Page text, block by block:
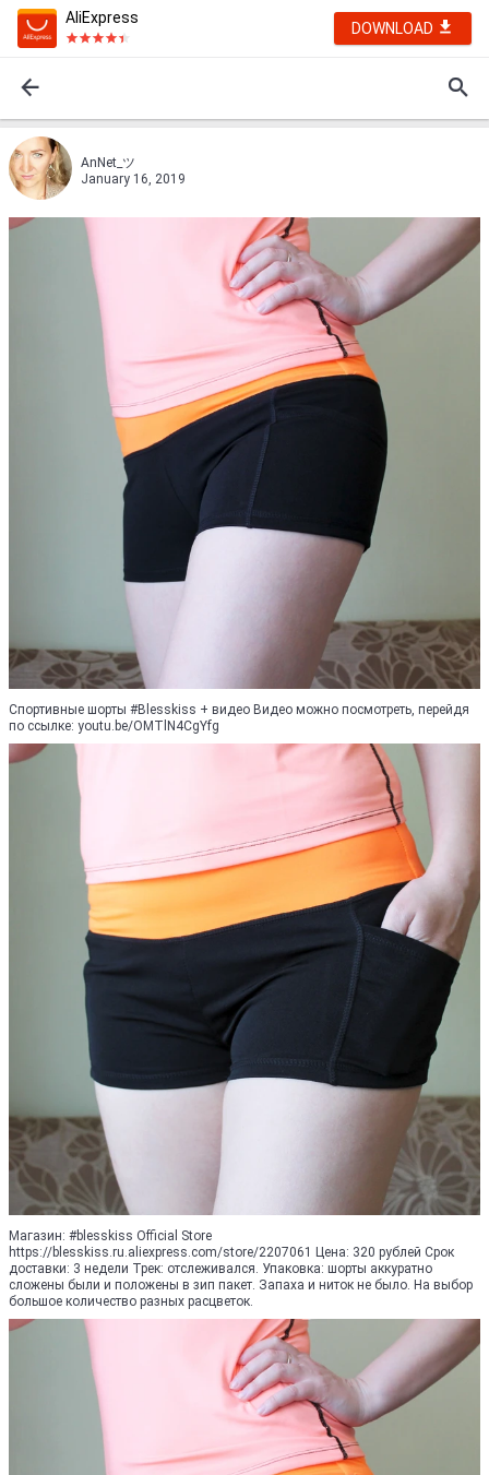
AliExpress
DOWNLOAD
AnNet_ツ
January 16, 2019
Спортивные шорты #Blesskiss + видео Видео можно посмотреть, перейдя
по ссылке: youtu.be/OMTlN4CgYfg
Магазин: #blesskiss Official Store
https://blesskiss.ru.aliexpress.com/store/2207061 Цена: 320 рублей Срок
доставки: 3 недели Трек: отслеживался. Упаковка: шорты аккуратно
сложены были и положены в зип пакет. Запаха и ниток не было. На выбор
большое количество разных расцветок.